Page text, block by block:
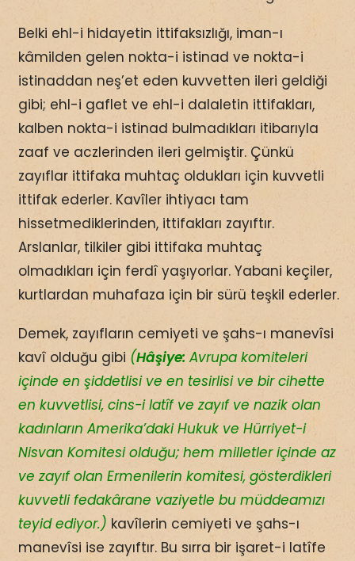
Belki ehl-i hidayetin ittifaksızlığı, iman-ı
kâmilden gelen nokta-i istinad ve nokta-i
istinaddan neş’et eden kuvvetten ileri geldiği
gibi; ehl-i gaflet ve ehl-i dalaletin ittifakları,
kalben nokta-i istinad bulmadıkları itibarıyla
zaaf ve aczlerinden ileri gelmiştir. Çünkü
zayıflar ittifaka muhtaç oldukları için kuvvetli
ittifak ederler. Kavîler ihtiyacı tam
hissetmediklerinden, ittifakları zayıftır.
Arslanlar, tilkiler gibi ittifaka muhtaç
olmadıkları için ferdî yaşıyorlar. Yabani keçiler,
kurtlardan muhafaza için bir sürü teşkil ederler.
Demek, zayıfların cemiyeti ve şahs-ı manevîsi
kavî olduğu gibi (Hâşiye: Avrupa komiteleri
içinde en şiddetlisi ve en tesirlisi ve bir cihette
en kuvvetlisi, cins-i latîf ve zayıf ve nazik olan
kadınların Amerika’daki Hukuk ve Hürriyet-i
Nisvan Komitesi olduğu; hem milletler içinde az
ve zayıf olan Ermenilerin komitesi, gösterdikleri
kuvvetli fedakârane vaziyetle bu müddeamızı
teyid ediyor.) kavîlerin cemiyeti ve şahs-ı
manevîsi ise zayıftır. Bu sırra bir işaret-i latîfe